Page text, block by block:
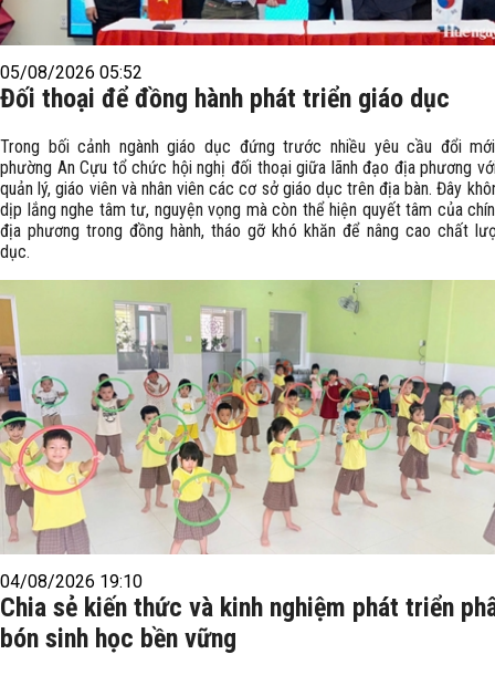
05/08/2026 05:52
Đối thoại để đồng hành phát triển giáo dục
Trong bối cảnh ngành giáo dục đứng trước nhiều yêu cầu đổi
phường An Cựu tổ chức hội nghị đối thoại giữa lãnh đạo địa phương
quản lý, giáo viên và nhân viên các cơ sở giáo dục trên địa bàn. Đây
dịp lắng nghe tâm tư, nguyện vọng mà còn thể hiện quyết tâm của
địa phương trong đồng hành, tháo gỡ khó khăn để nâng cao chất
dục.
04/08/2026 19:10
Chia sẻ kiến thức và kinh nghiệm phát triển
bón sinh học bền vững